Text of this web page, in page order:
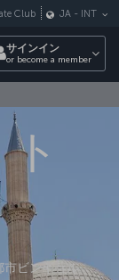
Club JA - INT
サインイン
or become a member
市ビンギョル